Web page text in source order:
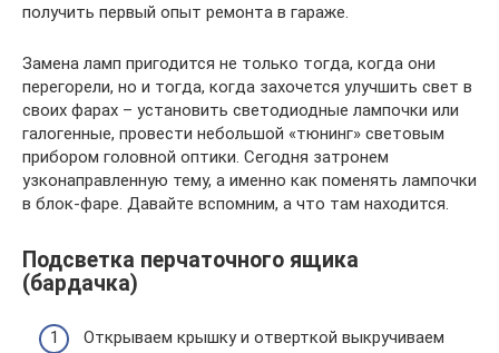
получить первый опыт ремонта в гараже.
Замена ламп пригодится не только тогда, когда они
перегорели, но и тогда, когда захочется улучшить свет в
своих фарах – установить светодиодные лампочки или
галогенные, провести небольшой «тюнинг» световым
прибором головной оптики. Сегодня затронем
узконаправленную тему, а именно как поменять лампочки
в блок-фаре. Давайте вспомним, а что там находится.
Подсветка перчаточного ящика
(бардачка)
Открываем крышку и отверткой выкручиваем